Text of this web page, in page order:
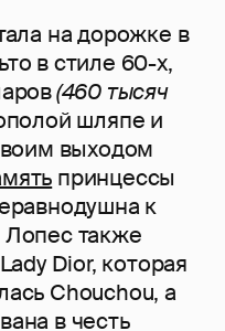
на дорожке в
в стиле 60-х,
(460 тысяч
шляпе и
выходом
принцессы
к
также
Dior, которая
Chouchou, а
в честь